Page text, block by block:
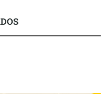
encuentra personal
nuevos profesionales